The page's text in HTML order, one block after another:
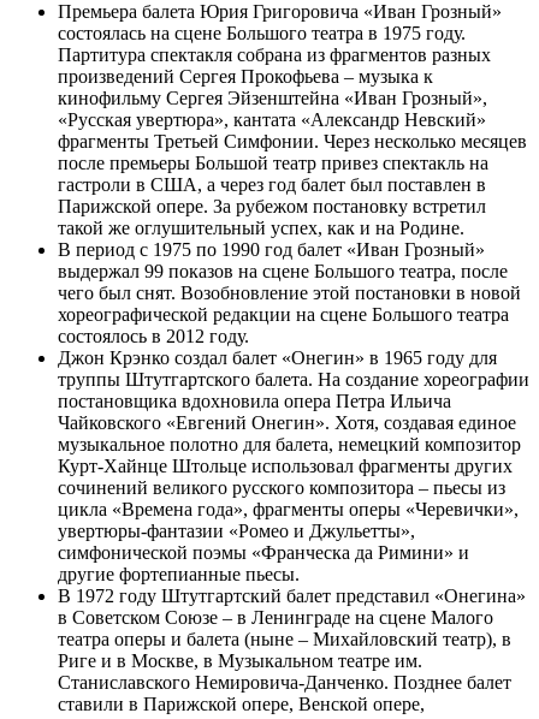
Премьера балета Юрия Григоровича «Иван Грозный»
состоялась на сцене Большого театра в 1975 году.
Партитура спектакля собрана из фрагментов разных
произведений Сергея Прокофьева – музыка к
кинофильму Сергея Эйзенштейна «Иван Грозный»,
«Русская увертюра», кантата «Александр Невский»
фрагменты Третьей Симфонии. Через несколько месяцев
после премьеры Большой театр привез спектакль на
гастроли в США, а через год балет был поставлен в
Парижской опере. За рубежом постановку встретил
такой же оглушительный успех, как и на Родине.
В период с 1975 по 1990 год балет «Иван Грозный»
выдержал 99 показов на сцене Большого театра, после
чего был снят. Возобновление этой постановки в новой
хореографической редакции на сцене Большого театра
состоялось в 2012 году.
Джон Крэнко создал балет «Онегин» в 1965 году для
труппы Штутгартского балета. На создание хореографии
постановщика вдохновила опера Петра Ильича
Чайковского «Евгений Онегин». Хотя, создавая единое
музыкальное полотно для балета, немецкий композитор
Курт-Хайнце Штольце использовал фрагменты других
сочинений великого русского композитора – пьесы из
цикла «Времена года», фрагменты оперы «Черевички»,
увертюры-фантазии «Ромео и Джульетты»,
симфонической поэмы «Франческа да Римини» и
другие фортепианные пьесы.
В 1972 году Штутгартский балет представил «Онегина»
в Советском Союзе – в Ленинграде на сцене Малого
театра оперы и балета (ныне – Михайловский театр), в
Риге и в Москве, в Музыкальном театре им.
Станиславского Немировича-Данченко. Позднее балет
ставили в Парижской опере, Венской опере,